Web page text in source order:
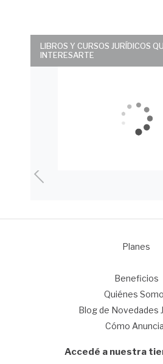
LIBROS Y CURSOS JURÍDICOS
INTERESARTE
Planes
Beneficios
Quiénes
Blog de Novedades
Cómo
Accedé a nuestra